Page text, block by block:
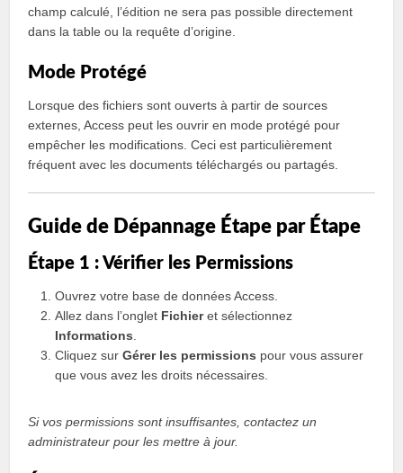
champ calculé, l’édition ne sera pas possible directement
dans la table ou la requête d’origine.
Mode Protégé
Lorsque des fichiers sont ouverts à partir de sources
externes, Access peut les ouvrir en mode protégé pour
empêcher les modifications. Ceci est particulièrement
fréquent avec les documents téléchargés ou partagés.
Guide de Dépannage Étape par Étape
Étape 1 : Vérifier les Permissions
Ouvrez votre base de données Access.
Allez dans l’onglet Fichieret sélectionnez
Informations
Cliquez surGérer les permissions pour vous assurer
que vous avez les droits nécessaires.
Si vos permissions sont insuffisantes, contactez un
administrateur pour les mettre à jour.